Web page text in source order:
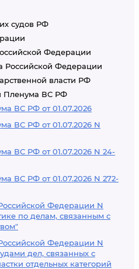
судов РФ
Федерации
Российской Федерации
власти РФ
Пленума ВС РФ
ВС РФ от 01.07.2026
ВС РФ от 01.07.2026 N
ВС РФ от 01.07.2026 N 24-
ВС РФ от 01.07.2026 N 272-
Федерации N
по делам, связанным с
Федерации N
дел, связанных с
отдельных категорий